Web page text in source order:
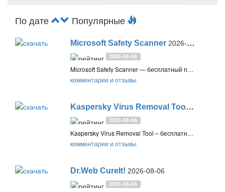
По дате Популярные
Microsoft Safety Scanner 2026-08-06
2026-08-06
Microsoft Safety Scanner — бесплатный портативный антивирусный сканер по требованию от Microsoft для поиска и удаления вредоносного ПО в Windows
комментарии и отзывы
Kaspersky Virus Removal Tool2026-08-
2026-08-06
Kaspersky Virus Removal Tool – бесплатный антивирус Касперского, предлагающий функции сканера по требованию. Обнаруживает вредоносное, рекламное и потенциально нежелательное ПО и лечит зараженные компьютеры под управлением Windows и Linux
комментарии и отзывы
Dr.Web CureIt! 2026-08-06
2026-08-06